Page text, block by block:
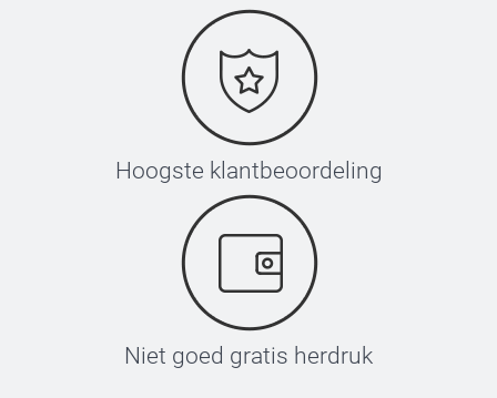
Hoogste klantbeoordeling
Niet goed gratis herdruk